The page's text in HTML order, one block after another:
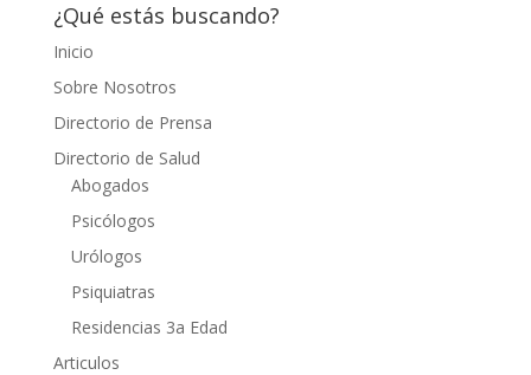
¿Qué estás buscando?
Inicio
Sobre Nosotros
Directorio de Prensa
Directorio de Salud
Abogados
Psicólogos
Urólogos
Psiquiatras
Residencias 3a Edad
Articulos